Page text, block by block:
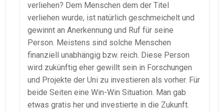
verliehen? Dem Menschen dem der Titel
verliehen wurde, ist natürlich geschmeichelt und
gewinnt an Anerkennung und Ruf für seine
Person. Meistens sind solche Menschen
finanziell unabhängig bzw. reich. Diese Person
wird zukünftig eher gewillt sein in Forschungen
und Projekte der Uni zu investieren als vorher. Für
beide Seiten eine Win-Win Situation. Man gab
etwas gratis her und investierte in die Zukunft.